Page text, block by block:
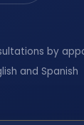
by
and Spanish